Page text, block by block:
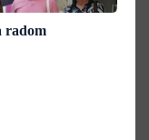
radom